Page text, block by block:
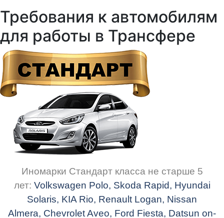
Требования к автомобилям
для работы в Трансфере
Иномарки Стандарт класса не старше 5
лет: Volkswagen Polo, Skoda Rapid, Hyundai
Solaris, KIA Rio, Renault Logan, Nissan
Almera, Chevrolet Aveo, Ford Fiesta, Datsun on-